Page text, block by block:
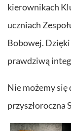
kierownikach
uczniach
Bobowej.
prawdziwą
Nie możemy się
przyszłoroczna